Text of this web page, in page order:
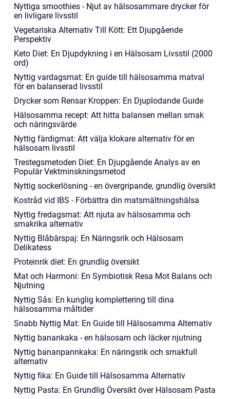
Nyttiga smoothies - Njut av hälsosammare drycker för
en livligare livsstil
Vegetariska Alternativ Till Kött: Ett Djupgående
Perspektiv
Keto Diet: En Djupdykning i en Hälsosam Livsstil (2000
ord)
Nyttig vardagsmat: En guide till hälsosamma matval
för en balanserad livsstil
Drycker som Rensar Kroppen: En Djuplodande Guide
Hälsosamma recept: Att hitta balansen mellan smak
och näringsvärde
Nyttig färdigmat: Att välja klokare alternativ för en
hälsosam livsstil
Trestegsmetoden Diet: En Djupgående Analys av en
Populär Vektminskningsmetod
Nyttig sockerlösning - en övergripande, grundlig översikt
Kostråd vid IBS - Förbättra din matsmältningshälsa
Nyttig fredagsmat: Att njuta av hälsosamma och
smakrika alternativ
Nyttig Blåbärspaj: En Näringsrik och Hälsosam
Delikatess
Proteinrik diet: En grundlig översikt
Mat och Harmoni: En Symbiotisk Resa Mot Balans och
Njutning
Nyttig Sås: En kunglig komplettering till dina
hälsosamma måltider
Snabb Nyttig Mat: En Guide till Hälsosamma Alternativ
Nyttig banankaka - en hälsosam och läcker njutning
Nyttig bananpannkaka: En näringsrik och smakfull
alternativ
Nyttig fika: En Guide till Hälsosamma Alternativ
Nyttig Pasta: En Grundlig Översikt över Hälsosam Pasta